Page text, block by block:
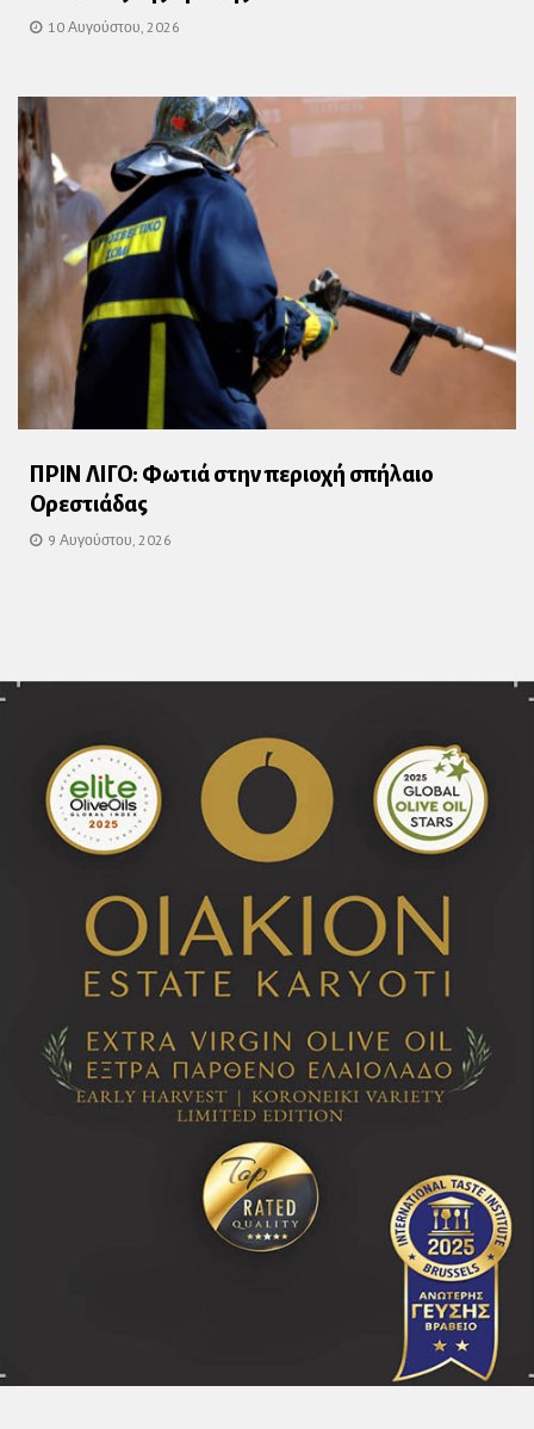
10 Αυγούστου, 2026
ΠΡΙΝ ΛΙΓΟ: Φωτιά στην περιοχή σπήλαιο
Ορεστιάδας
9 Αυγούστου, 2026